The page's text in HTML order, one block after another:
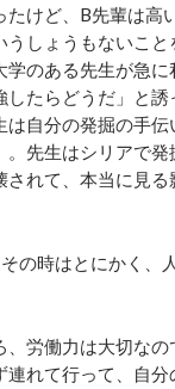
たけど、B先輩は高
うしょうもないこと
のある先生が急に
したらどうだ」と
は自分の発掘の手
。先生はシリアで
されて、本当に見
の時はとにかく、
労働力は大切なの
連れて行って、自